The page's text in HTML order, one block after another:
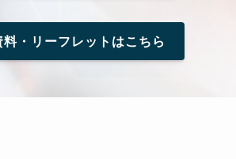
料・リーフレットはこちら